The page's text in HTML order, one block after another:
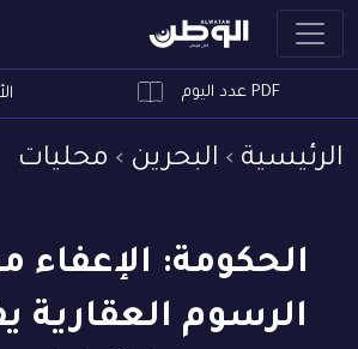
PDF عدد اليوم
الرئيسية البحرين محليات
الحكومة:
الرسوم العقارية